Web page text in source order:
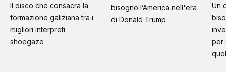
Il disco che consacra la
formazione galiziana tra i
migliori interpreti
shoegaze
bisogno l’America nell'era
di Donald Trump
Un
per